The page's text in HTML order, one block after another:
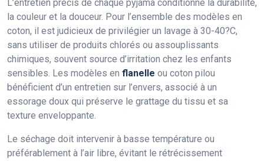
L’entretien précis de chaque pyjama conditionne la durabilité,
la couleur et la douceur. Pour l’ensemble des modèles en
coton, il est judicieux de privilégier un lavage à 30-40?C,
sans utiliser de produits chlorés ou assouplissants
chimiques, souvent source d’irritation chez les enfants
sensibles. Les modèles en flanelle ou coton pilou
bénéficient d’un entretien sur l’envers, associé à un
essorage doux qui préserve le grattage du tissu et sa
texture enveloppante.
Le séchage doit intervenir à basse température ou
préférablement à l’air libre, évitant le rétrécissement